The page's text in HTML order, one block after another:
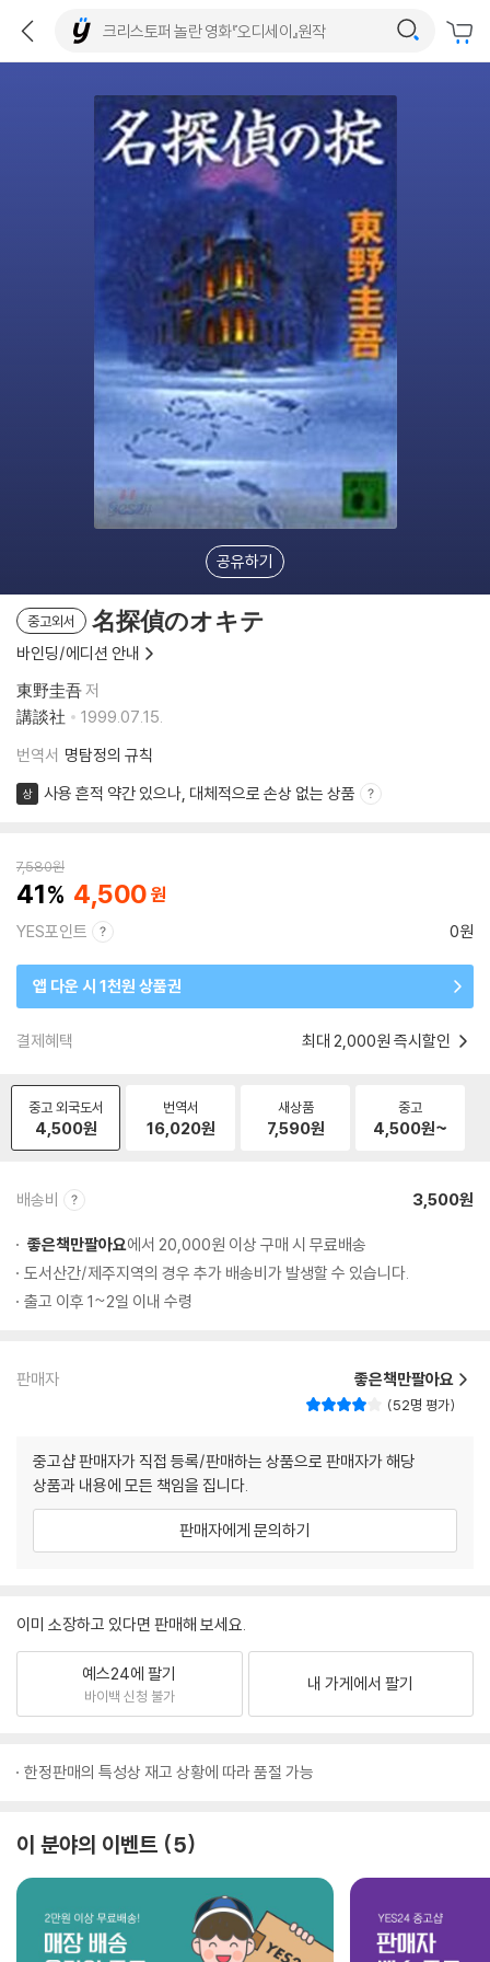
공유하기
중고외서 名探偵のオキテ
바인딩/에디션 안내
東野圭吾저
講談社
1999.07.15.
번역서 명탐정의 규칙
상 사용 흔적 약간 있으나, 대체적으로 손상 없는 상품
7,580원
41 4,500
YES포인트 0원
앱 다운 시 1천원 상품권
결제혜택 최대 2,000원 즉시할인
중고 외국도서
4,500원
번역서
16,020원
새상품
7,590원
중고
4,500원~
배송비 3,500원
좋은책만팔아요에서 20,000원 이상 구매 시 무료배송
도서산간/제주지역의 경우 추가 배송비가 발생할 수 있습니다.
출고 이후 1~2일 이내 수령
판매자 좋은책만팔아요
52명 평가
중고샵 판매자가 직접 등록/판매하는 상품으로 판매자가 해당
상품과 내용에 모든 책임을 집니다.
판매자에게 문의하기
이미 소장하고 있다면 판매해 보세요.
예스24에 팔기
바이백 신청 불가
내 가게에서 팔기
한정판매의 특성상 재고 상황에 따라 품절 가능
이 분야의 이벤트 5